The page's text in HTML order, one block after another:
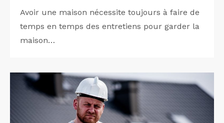
Avoir une maison nécessite toujours à faire de
temps en temps des entretiens pour garder la
maison…